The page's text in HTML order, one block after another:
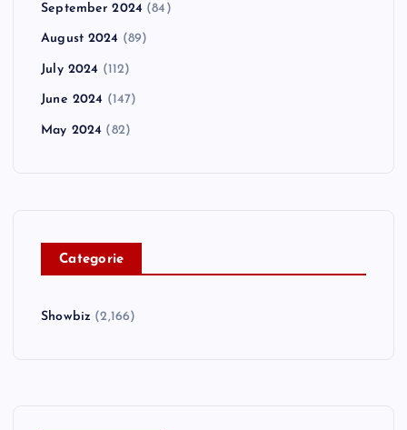
September 2024 (84)
August 2024 (89)
July 2024 (112)
June 2024 (147)
May 2024 (82)
Categorie
Showbiz (2,166)